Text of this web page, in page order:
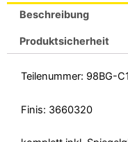
Beschreibung
Produktsicherheit
Teilenummer: 98BG-
Finis: 3660320